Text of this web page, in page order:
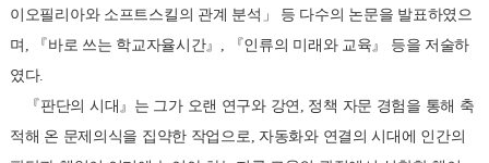
이오필리아와 소프트스킬의 관계 분석」 등 다수의 논문을 발표하였으
며, 『바로 쓰는 학교자율시간』, 『인류의 미래와 교육』 등을 저술하
였다.
『판단의 시대』는 그가 오랜 연구와 강연, 정책 자문 경험을 통해 축
적해 온 문제의식을 집약한 작업으로, 자동화와 연결의 시대에 인간의